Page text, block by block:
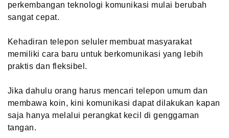
perkembangan teknologi komunikasi mulai berubah
sangat cepat.
Kehadiran telepon seluler membuat masyarakat
memiliki cara baru untuk berkomunikasi yang lebih
praktis dan fleksibel.
Jika dahulu orang harus mencari telepon umum dan
membawa koin, kini komunikasi dapat dilakukan kapan
saja hanya melalui perangkat kecil di genggaman
tangan.